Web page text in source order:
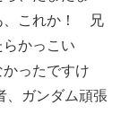
、これか！ 兄
かっこい
ったですけ
、ガンダム頑張